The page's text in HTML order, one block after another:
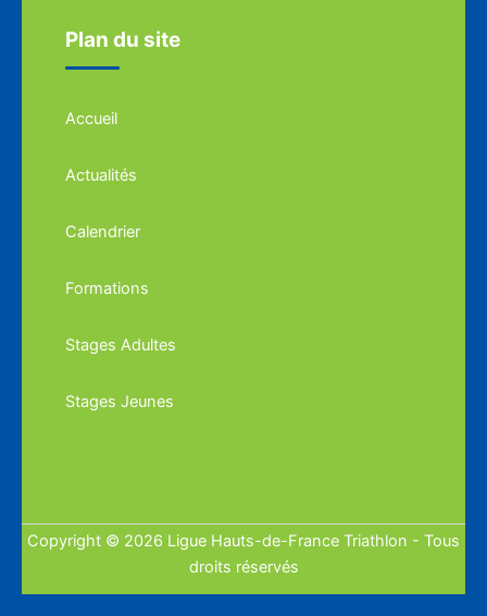
Plan du site
Accueil
Actualités
Calendrier
Formations
Stages Adultes
Stages Jeunes
Copyright © 2026 Ligue Hauts-de-France Triathlon - Tous
droits réservés